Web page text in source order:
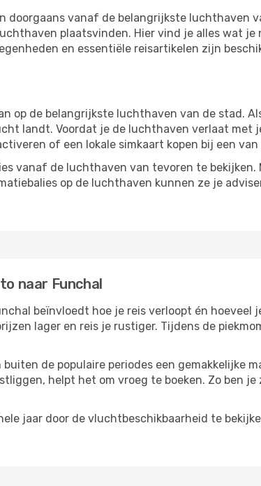
doorgaans vanaf de belangrijkste luchthaven
plaatsvinden. Hier vind je alles wat
en essentiële reisartikelen zijn
op de belangrijkste luchthaven van de stad.
landt. Voordat je de luchthaven verlaat met
of een lokale simkaart kopen bij een
vanaf de luchthaven van tevoren te
op de luchthaven kunnen ze je
naar Funchal
beïnvloedt hoe je reis verloopt én hoeveel
lager en reis je rustiger. Tijdens de
de populaire periodes een gemakkelijke
helpt het om vroeg te boeken. Zo ben
jaar door de vluchtbeschikbaarheid te